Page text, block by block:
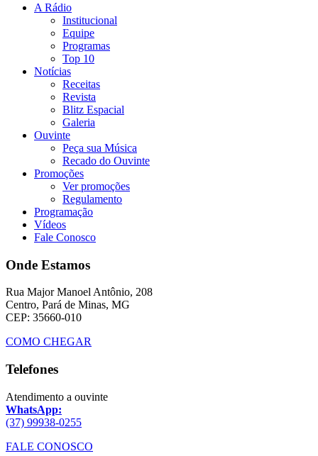
A Rádio
Institucional
Equipe
Programas
Top 10
Notícias
Receitas
Revista
Blitz Espacial
Galeria
Ouvinte
Peça sua Música
Recado do Ouvinte
Promoções
Ver promoções
Regulamento
Programação
Vídeos
Fale Conosco
Onde Estamos
Rua Major Manoel Antônio, 208
Centro, Pará de Minas, MG
CEP: 35660-010
COMO CHEGAR
Telefones
Atendimento a ouvinte
WhatsApp:
(37) 99938-0255
FALE CONOSCO